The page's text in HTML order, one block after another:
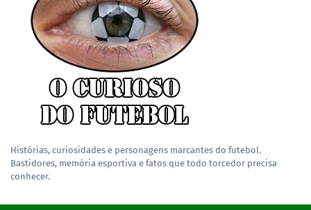
Histórias, curiosidades e personagens marcantes do futebol.
Bastidores, memória esportiva e fatos que todo torcedor precisa
conhecer.